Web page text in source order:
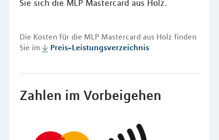
Sie sich die MLP Mastercard aus Holz.
Die Kosten für die MLP Mastercard aus Holz finden
Sie im
Preis-Leistungsverzeichnis
Zahlen im Vorbeigehen